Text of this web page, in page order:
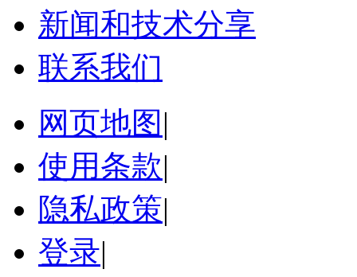
新闻和技术分享
联系我们
网页地图 |
使用条款|
隐私政策|
登录|